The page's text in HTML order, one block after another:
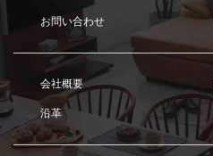
お問い合わせ
会社概要
沿革